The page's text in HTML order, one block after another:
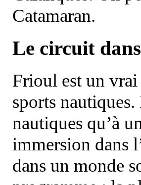
Catamaran.
Le circuit
Frioul est un vrai
sports
nautiques qu’à
immersion dans
dans un monde